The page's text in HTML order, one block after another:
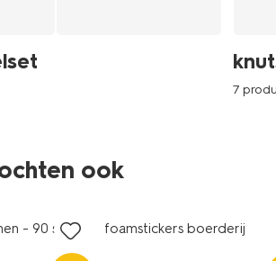
7
ook
- 90 stuks foamstickers boerderij